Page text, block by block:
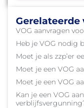
Gerelateerde
VOG aanvragen
Heb je VOG nodig
Moet je als zzp’er
Moet je een VOG
Moet je een VOG
Kan je een VOG